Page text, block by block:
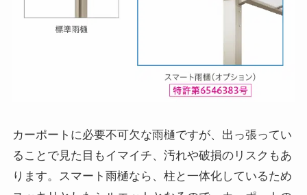
カーポートに必要不可欠な雨樋ですが、出っ張ってい
ることで見た目もイマイチ、汚れや破損のリスクもあ
ります。スマート雨樋なら、柱と一体化しているため